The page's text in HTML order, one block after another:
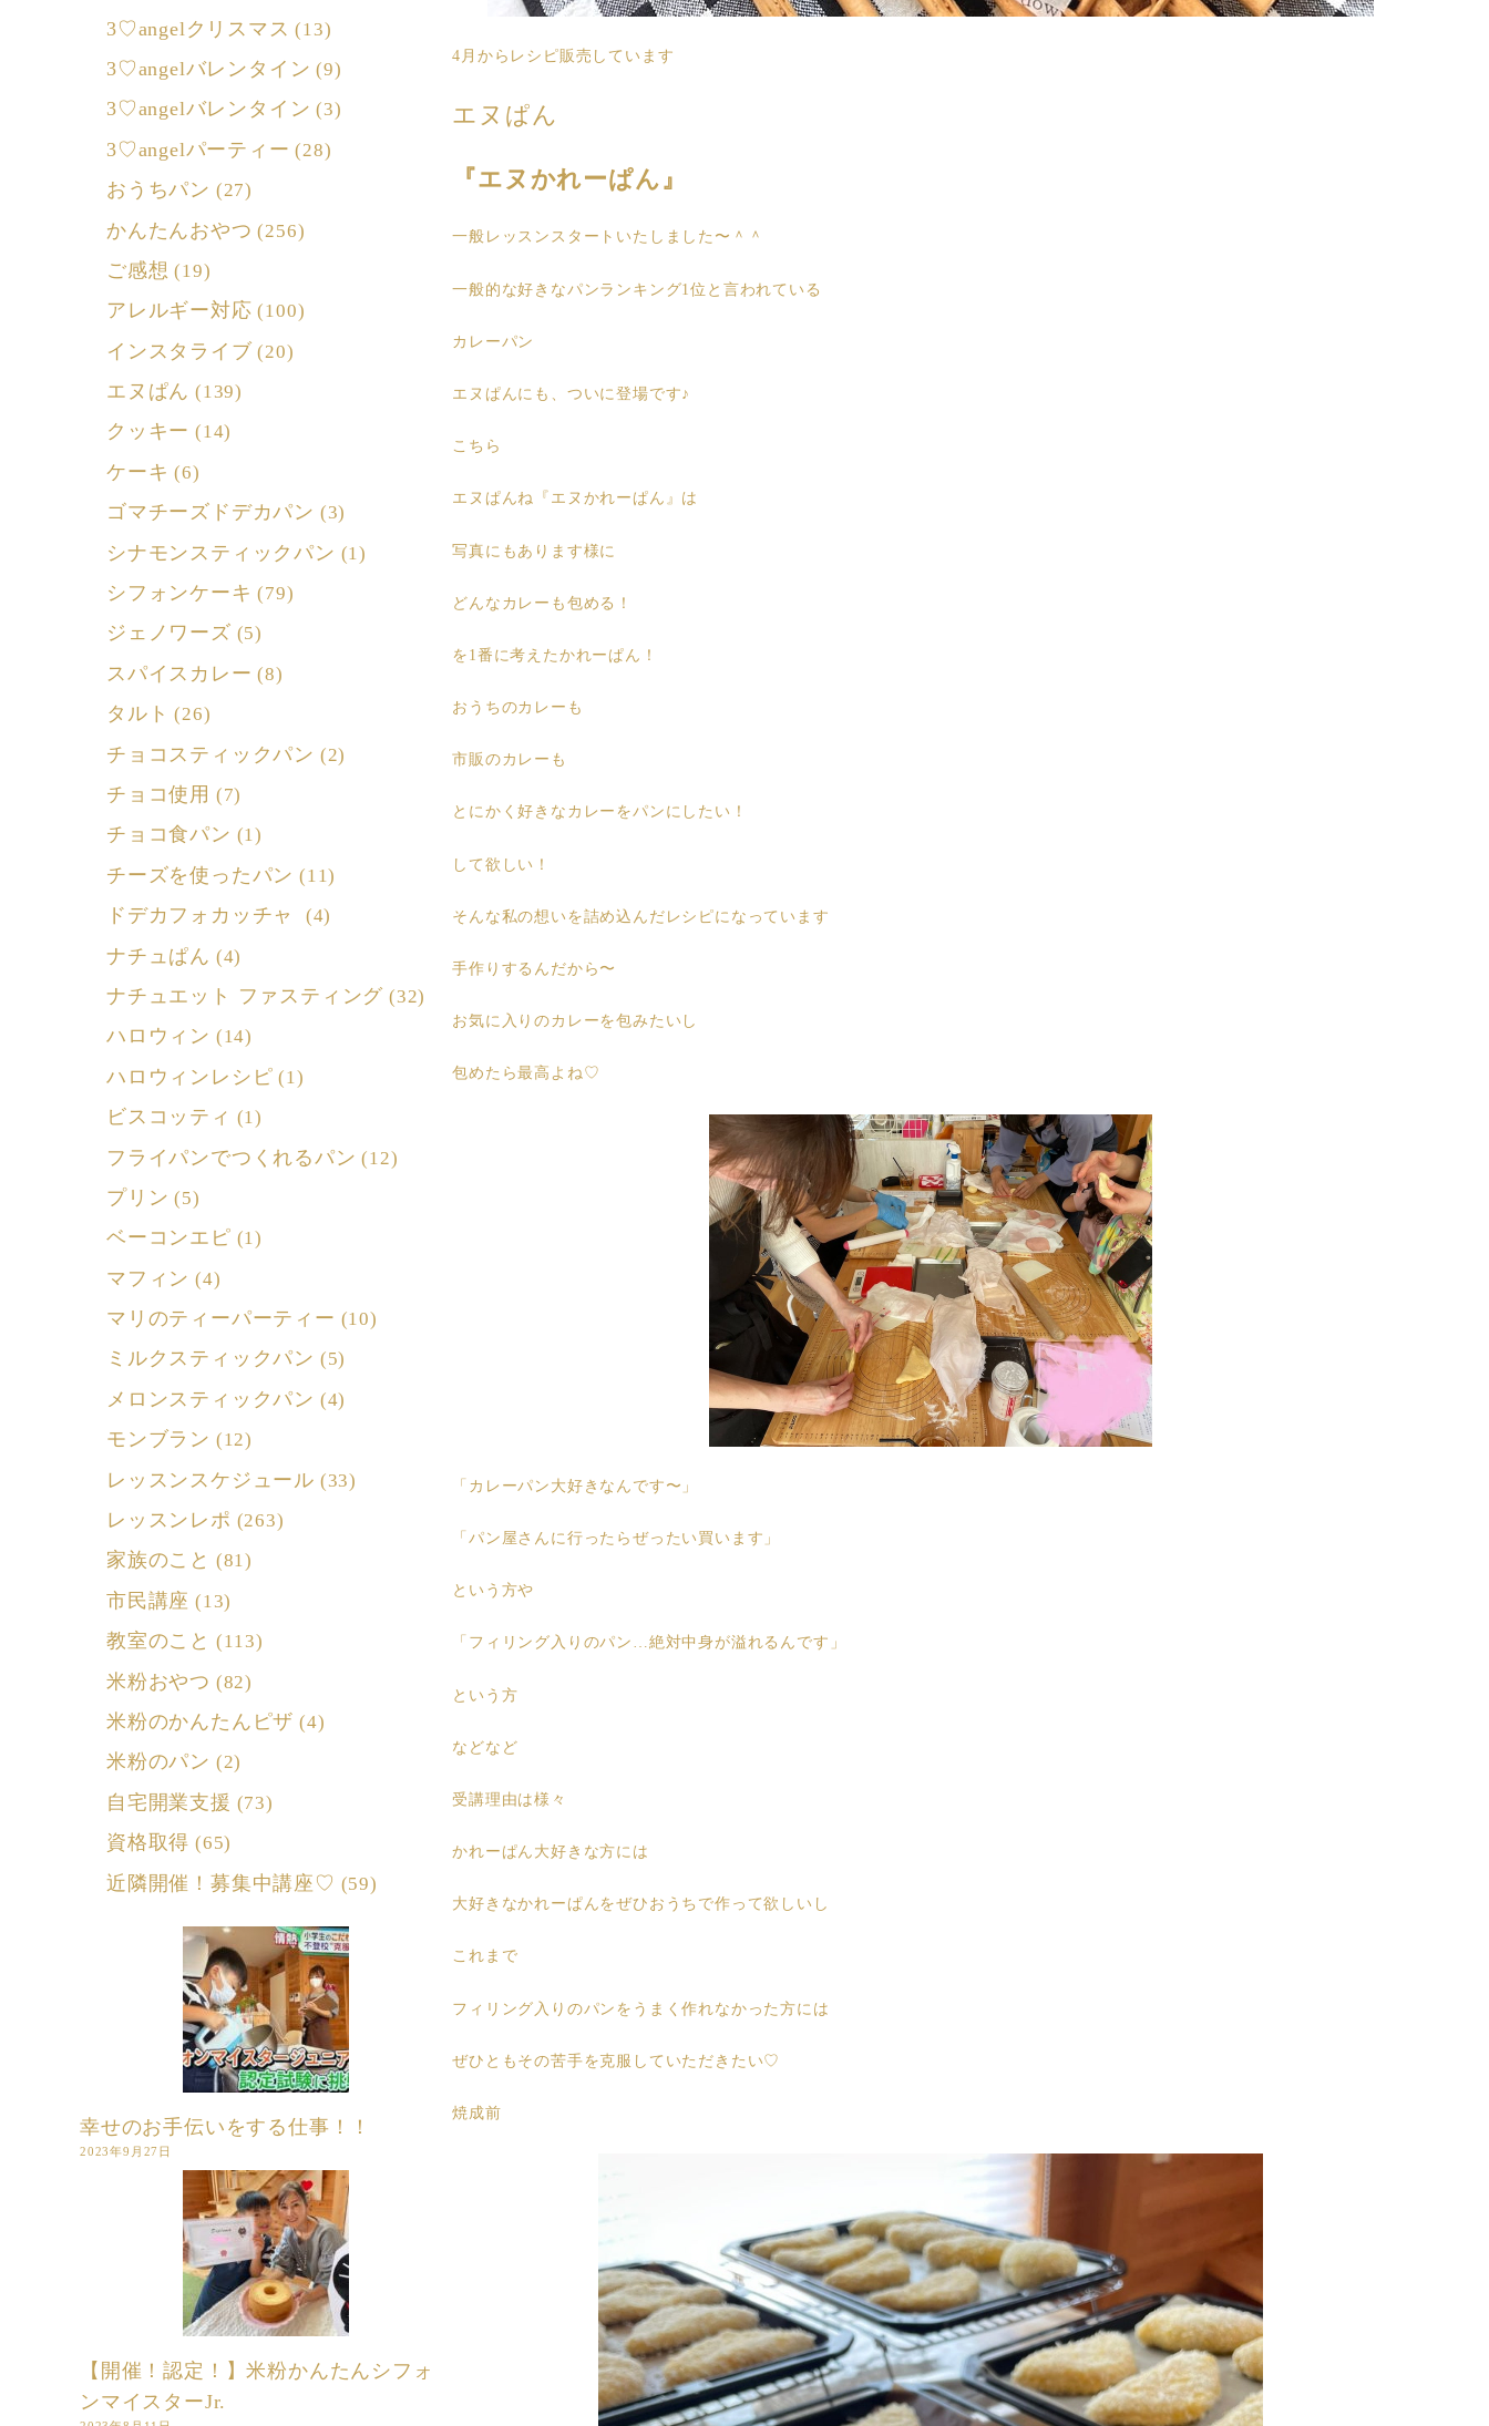
4月からレシピ販売しています
エヌぱん
『エヌかれーぱん』
一般レッスンスタートいたしました〜＾＾
一般的な好きなパンランキング1位と言われている
カレーパン
エヌぱんにも、ついに登場です♪
こちら
エヌぱんね『エヌかれーぱん』は
写真にもあります様に
どんなカレーも包める！
を1番に考えたかれーぱん！
おうちのカレーも
市販のカレーも
とにかく好きなカレーをパンにしたい！
して欲しい！
そんな私の想いを詰め込んだレシピになっています
手作りするんだから〜
お気に入りのカレーを包みたいし
包めたら最高よね♡
「カレーパン大好きなんです〜」
「パン屋さんに行ったらぜったい買います」
という方や
「フィリング入りのパン…絶対中身が溢れるんです」
という方
などなど
受講理由は様々
かれーぱん大好きな方には
大好きなかれーぱんをぜひおうちで作って欲しいし
これまで
フィリング入りのパンをうまく作れなかった方には
ぜひともその苦手を克服していただきたい♡
焼成前
3♡angelクリスマス (13)
3♡angelバレンタイン (9)
3♡angelバレンタイン (3)
3♡angelパーティー (28)
おうちパン (27)
かんたんおやつ (256)
ご感想 (19)
アレルギー対応 (100)
インスタライブ (20)
エヌぱん (139)
クッキー (14)
ケーキ (6)
ゴマチーズドデカパン (3)
シナモンスティックパン (1)
シフォンケーキ (79)
ジェノワーズ (5)
スパイスカレー (8)
タルト (26)
チョコスティックパン (2)
チョコ使用 (7)
チョコ食パン (1)
チーズを使ったパン (11)
ドデカフォカッチャ (4)
ナチュぱん (4)
ナチュエット ファスティング (32)
ハロウィン (14)
ハロウィンレシピ (1)
ビスコッティ (1)
フライパンでつくれるパン (12)
プリン (5)
ベーコンエピ (1)
マフィン (4)
マリのティーパーティー (10)
ミルクスティックパン (5)
メロンスティックパン (4)
モンブラン (12)
レッスンスケジュール (33)
レッスンレポ (263)
家族のこと (81)
市民講座 (13)
教室のこと (113)
米粉おやつ (82)
米粉のかんたんピザ (4)
米粉のパン (2)
自宅開業支援 (73)
資格取得 (65)
近隣開催！募集中講座♡ (59)
幸せのお手伝いをする仕事！！
2023年9月27日
【開催！認定！】米粉かんたんシフォ
ンマイスターJr.